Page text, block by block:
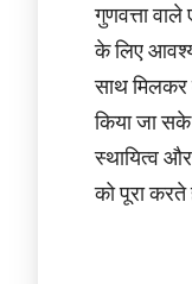
गुणवत्ता
के लिए
साथ मिलकर
किया जा सके
स्थायित्व
को पूरा करते